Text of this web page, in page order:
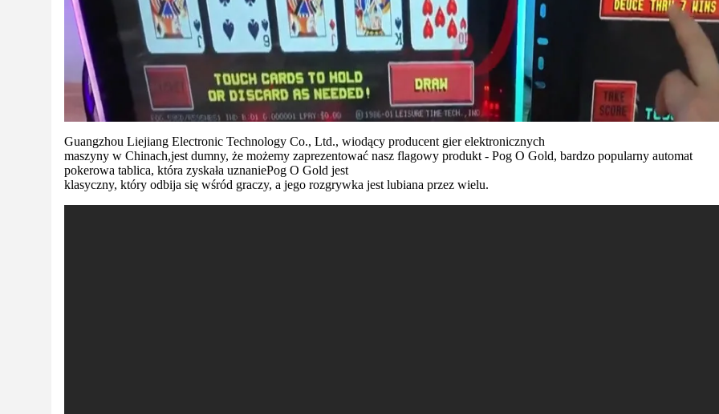
Guangzhou Liejiang Electronic Technology Co., Ltd., wiodący producent gier elektronicznych
maszyny w Chinach,jest dumny, że możemy zaprezentować nasz flagowy produkt - Pog O Gold, bardzo popularny automat
pokerowa tablica, która zyskała uznaniePog O Gold jest
klasyczny, który odbija się wśród graczy, a jego rozgrywka jest lubiana przez wielu.